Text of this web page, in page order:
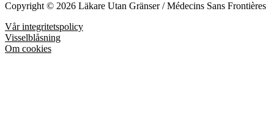
Copyright © 2026 Läkare Utan Gränser / Médecins Sans Frontières
Vår integritetspolicy
Visselblåsning
Om cookies